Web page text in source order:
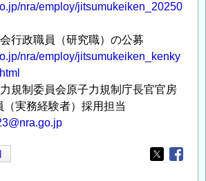
nra/employ/jitsumukeiken_20250
行政職員（研究職）の公募
nra/employ/jitsumukeiken_kenky
規制委員会原子力規制庁長官官房
実務経験者）採用担当
Opens in